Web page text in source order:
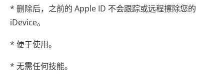
* 删除后，之前的 Apple ID 不会跟踪或远程擦除您的
iDevice。
* 便于使用。
* 无需任何技能。